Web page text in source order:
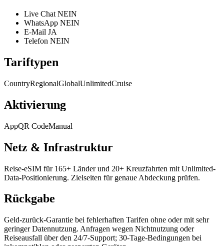
Live Chat NEIN
WhatsApp NEIN
E-Mail JA
Telefon NEIN
Tariftypen
CountryRegionalGlobalUnlimitedCruise
Aktivierung
AppQR CodeManual
Netz & Infrastruktur
Reise-eSIM für 165+ Länder und 20+ Kreuzfahrten mit Unlimited-
Data-Positionierung. Zielseiten für genaue Abdeckung prüfen.
Rückgabe
Geld-zurück-Garantie bei fehlerhaften Tarifen ohne oder mit sehr
geringer Datennutzung. Anfragen wegen Nichtnutzung oder
Reiseausfall über den 24/7-Support; 30-Tage-Bedingungen bei